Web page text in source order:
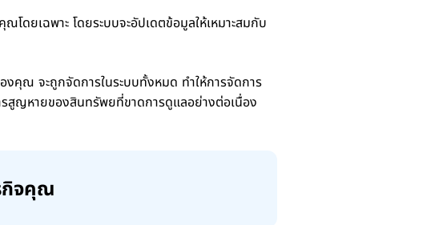
ดยเฉพาะ โดยระบบจะอัปเดตข้อมูลให้เหมาะสมกับ
คุณ จะถูกจัดการในระบบทั้งหมด ทำให้การจัดการ
สูญหายของสินทรัพยที่ขาดการดูแลอย่างต่อเนื่อง
กิจคุณ